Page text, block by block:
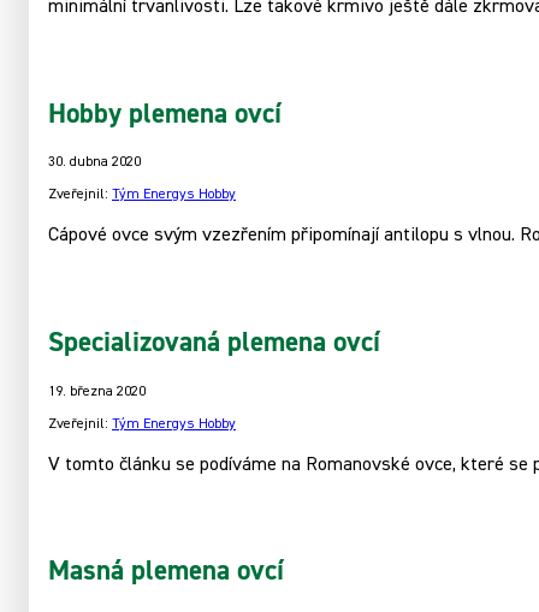
minimální trvanlivosti. Lze takové krmivo ještě dále
Hobby plemena ovcí
30. dubna 2020
Zveřejnil: Tým Energys Hobby
Cápové ovce svým vzezřením připomínají antilopu s vlnou.
Specializovaná plemena ovcí
19. března 2020
Zveřejnil: Tým Energys Hobby
V tomto článku se podíváme na Romanovské ovce, které
Masná plemena ovcí